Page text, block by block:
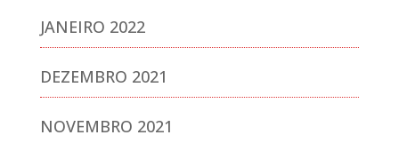
JANEIRO 2022
DEZEMBRO 2021
NOVEMBRO 2021